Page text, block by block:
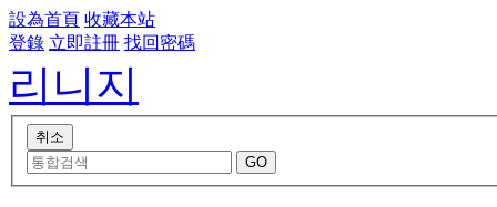
設為首頁 收藏本站
登錄 立即註冊 找回密碼
리니지